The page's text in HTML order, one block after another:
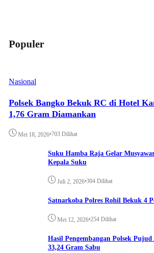
Populer
Nasional
Polsek Bangko Bekuk RC di Hotel
1,76 Gram Diamankan
Mei 18, 2026•703 Dilihat
Suku Hamba Raja Gelar
Kepala Suku
Juli 2, 2026•304 Dilihat
Satnarkoba Polres Rohil Bekuk 4
Mei 12, 2026•254 Dilihat
Hasil Pengembangan Polsek
33,24 Gram Sabu